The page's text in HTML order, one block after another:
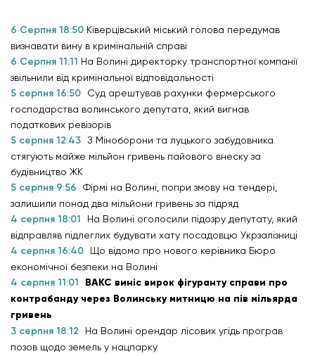
6 Серпня 18:50 Ківерцівський міський голова передумав
визнавати вину в кримінальній справі
6 Серпня 11:11 На Волині директорку транспортної компанії
звільнили від кримінальної відповідальності
5 серпня 16:50
Суд арештував рахунки фермерського
господарства волинського депутата, який вигнав
податкових ревізорів
5 серпня 12:43 З Міноборони та луцького забудовника
стягують майже мільйон гривень пайового внеску за
будівництво ЖК
5 серпня 9:56
Фірмі на Волині, попри змову на тендері,
залишили понад два мільйони гривень за підряд
4 серпня 18:01
На Волині оголосили підозру депутату, який
відправляв підлеглих будувати хату посадовцю Укрзалізниці
4 серпня 16:40
Що відомо про нового керівника Бюро
економічної безпеки на Волині
4 серпня 11:01
ВАКС виніс вирок фігуранту справи про
контрабанду через Волинську митницю на пів мільярда
гривень
3 серпня 18:12
На Волині орендар лісових угідь програв
позов щодо земель у нацпарку